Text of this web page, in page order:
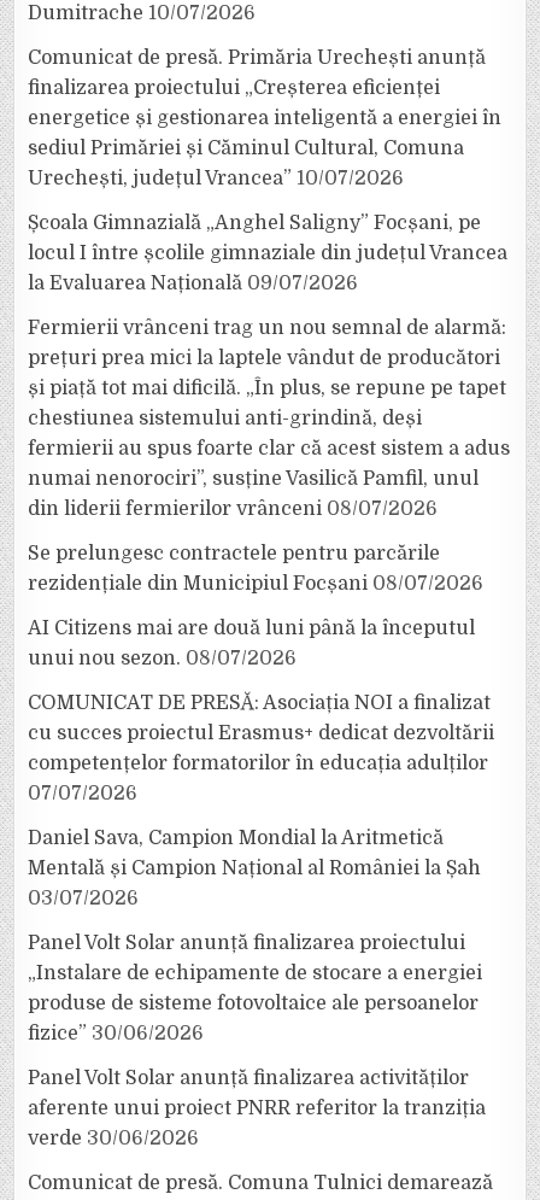
Dumitrache 10/07/2026
Comunicat de presă. Primăria Urechești anunță
finalizarea proiectului „Creșterea eficienței
energetice și gestionarea inteligentă a energiei în
sediul Primăriei și Căminul Cultural, Comuna
Urechești, județul Vrancea” 10/07/2026
Școala Gimnazială „Anghel Saligny” Focșani, pe
locul I între școlile gimnaziale din județul Vrancea
la Evaluarea Națională 09/07/2026
Fermierii vrânceni trag un nou semnal de alarmă:
prețuri prea mici la laptele vândut de producători
și piață tot mai dificilă. „În plus, se repune pe tapet
chestiunea sistemului anti-grindină, deși
fermierii au spus foarte clar că acest sistem a adus
numai nenorociri”, susține Vasilică Pamfil, unul
din liderii fermierilor vrânceni 08/07/2026
Se prelungesc contractele pentru parcările
rezidențiale din Municipiul Focșani 08/07/2026
AI Citizens mai are două luni până la începutul
unui nou sezon. 08/07/2026
COMUNICAT DE PRESĂ: Asociația NOI a finalizat
cu succes proiectul Erasmus+ dedicat dezvoltării
competențelor formatorilor în educația adulților
07/07/2026
Daniel Sava, Campion Mondial la Aritmetică
Mentală și Campion Național al României la Șah
03/07/2026
Panel Volt Solar anunță finalizarea proiectului
„Instalare de echipamente de stocare a energiei
produse de sisteme fotovoltaice ale persoanelor
fizice” 30/06/2026
Panel Volt Solar anunță finalizarea activităților
aferente unui proiect PNRR referitor la tranziția
verde 30/06/2026
Comunicat de presă. Comuna Tulnici demarează